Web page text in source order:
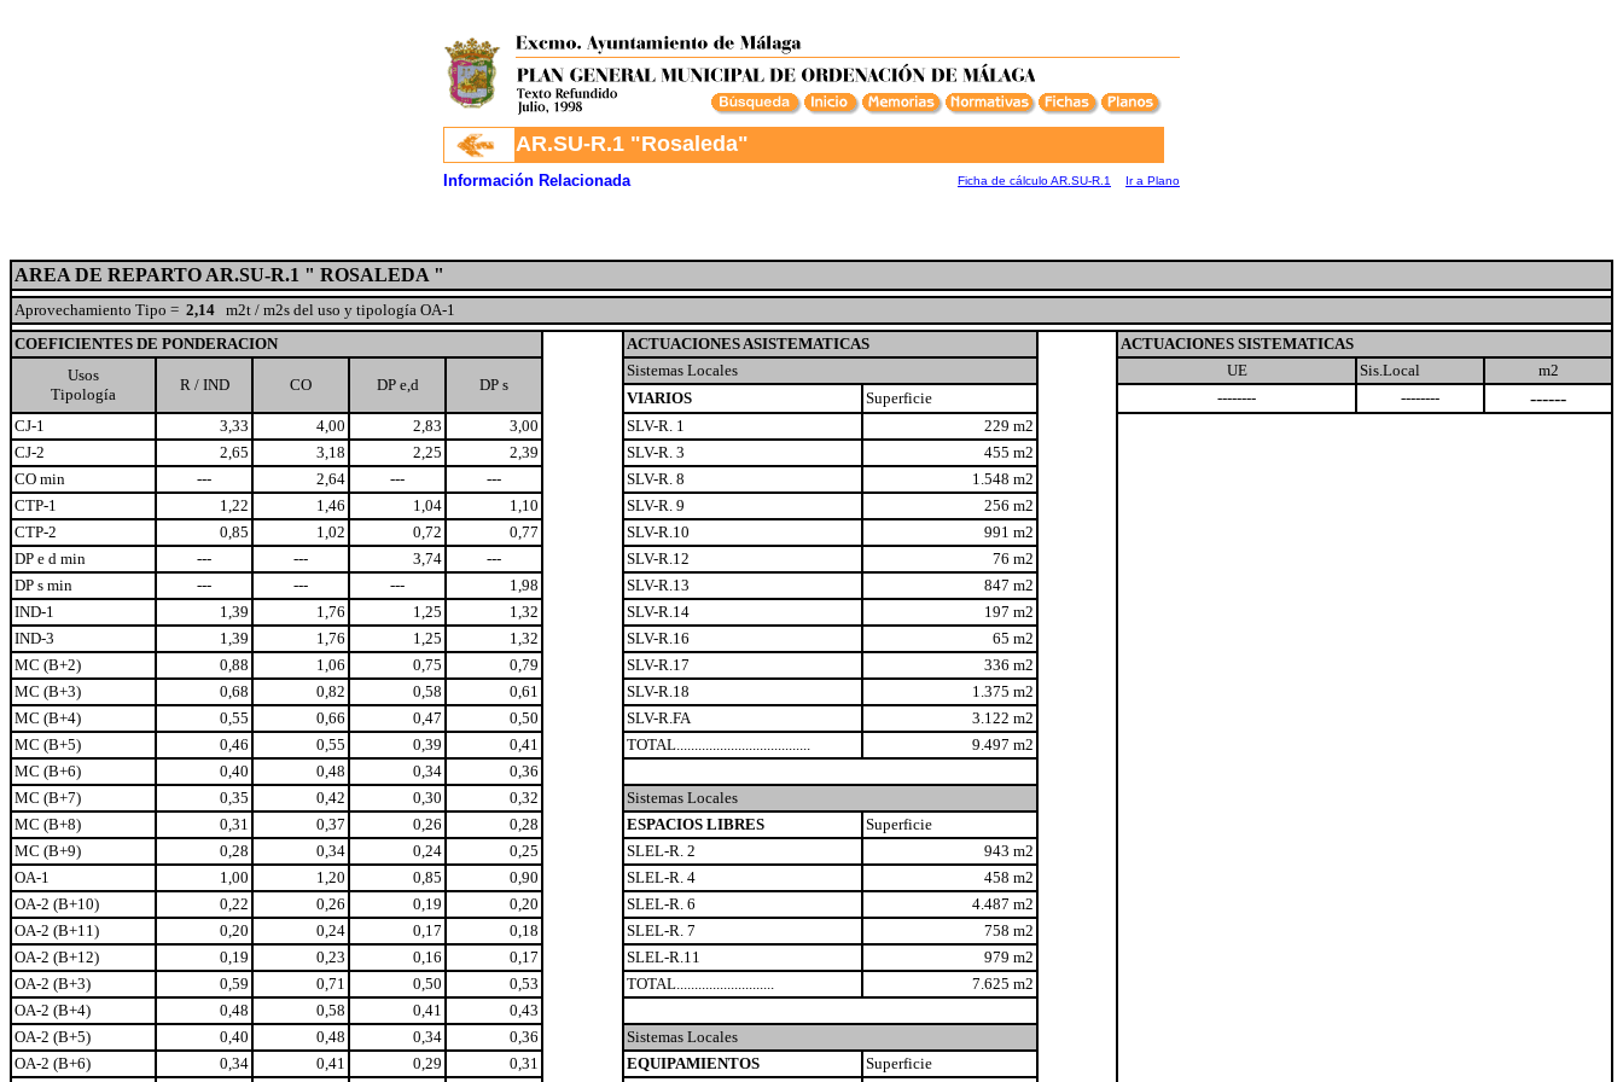
AR.SU-R.1 "Rosaleda"
Información Relacionada Ficha de cálculo AR.SU-R.1 Ir a Plano
AREA DE REPARTO AR.SU-R.1 " ROSALEDA "
Aprovechamiento Tipo = 2,14 m2t / m2s del uso y tipología OA-1
COEFICIENTES DE PONDERACION
ACTUACIONES ASISTEMATICAS
ACTUACIONES SISTEMATICAS
Usos
Tipología
R / IND CO DP e,d DP s
Sistemas Locales UE Sis.Local
m2
VIARIOS
Superficie -------- -------- ------
CJ-1 3,33 4,00 2,83 3,00 SLV-R. 1
229 m2
CJ-2
2,65 3,18 2,25 2,39 SLV-R. 3
455 m2
CO min
--- 2,64 --- --- SLV-R. 8
1.548 m2
CTP-1
1,22 1,46 1,04 1,10 SLV-R. 9
256 m2
CTP-2
0,85 1,02 0,72 0,77 SLV-R.10
991 m2
DP e d min
--- --- 3,74 --- SLV-R.12
76 m2
DP s min
--- --- --- 1,98 SLV-R.13
847 m2
IND-1
1,39 1,76 1,25 1,32 SLV-R.14
197 m2
IND-3
1,39 1,76 1,25 1,32 SLV-R.16
65 m2
MC (B+2)
0,88 1,06 0,75 0,79 SLV-R.17
336 m2
MC (B+3)
0,68 0,82 0,58 0,61 SLV-R.18
1.375 m2
MC (B+4)
0,55 0,66 0,47 0,50 SLV-R.FA
3.122 m2
MC (B+5)
0,46 0,55 0,39 0,41 TOTAL.....................................
9.497 m2
MC (B+6)
0,40 0,48 0,34
0,36
MC (B+7)
0,35 0,42 0,30 0,32
Sistemas Locales
MC (B+8)
0,31 0,37 0,26 0,28 ESPACIOS LIBRES
Superficie
MC (B+9)
0,28 0,34 0,24 0,25 SLEL-R. 2
943 m2
OA-1
1,00 1,20 0,85 0,90 SLEL-R. 4
458 m2
OA-2 (B+10)
0,22 0,26 0,19 0,20 SLEL-R. 6
4.487 m2
OA-2 (B+11)
0,20 0,24 0,17 0,18 SLEL-R. 7
758 m2
OA-2 (B+12)
0,19 0,23 0,16 0,17 SLEL-R.11
979 m2
OA-2 (B+3)
0,59 0,71 0,50 0,53 TOTAL...........................
7.625 m2
OA-2 (B+4)
0,48 0,58 0,41
0,43
OA-2 (B+5)
0,40 0,48 0,34 0,36
Sistemas Locales
OA-2 (B+6)
0,34 0,41 0,29 0,31 EQUIPAMIENTOS
Superficie